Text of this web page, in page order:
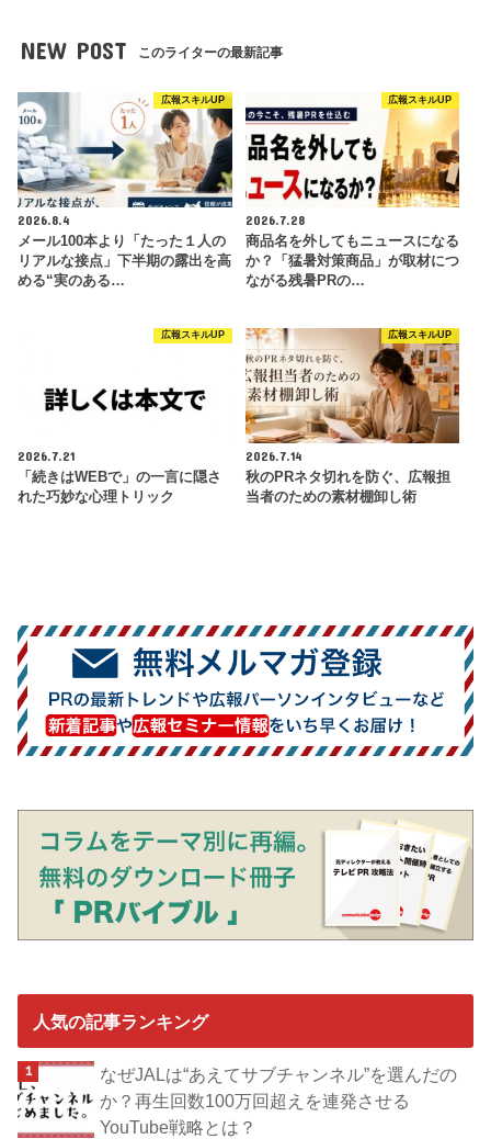
NEW POST このライターの最新記事
広報スキルUP
2026.8.4
メール100本より「たった１人の
リアルな接点」下半期の露出を高
める“実のある…
広報スキルUP
2026.7.28
商品名を外してもニュースになる
か？「猛暑対策商品」が取材につ
ながる残暑PRの…
広報スキルUP
2026.7.21
「続きはWEBで」の一言に隠さ
れた巧妙な心理トリック
広報スキルUP
2026.7.14
秋のPRネタ切れを防ぐ、広報担
当者のための素材棚卸し術
人気の記事ランキング
なぜJALは“あえてサブチャンネル”を選んだの
か？再生回数100万回超えを連発させる
YouTube戦略とは？